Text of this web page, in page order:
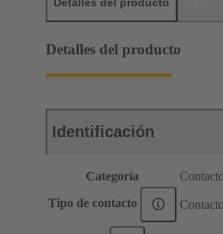
Detalles del producto
Identificación
Categoría
Tipo de contacto